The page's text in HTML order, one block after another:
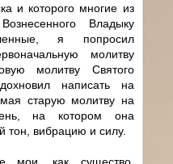
и которого многие из
Владыку
я попросил
молитву
молитву Святого
написать на
старую молитву на
на котором она
тон, вибрацию и силу.
мои, как существо,